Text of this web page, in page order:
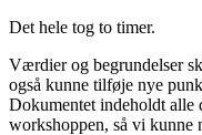
Det hele tog to timer.
Værdier og begrundelser
også kunne tilføje nye
Dokumentet indeholdt alle
workshoppen, så vi kunne